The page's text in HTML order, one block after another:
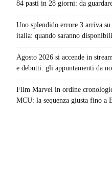
84 pasti in 28 giorni: da
Uno splendido errore 3 arriva
italia: quando saranno
Agosto 2026 si accende in
e debutti: gli appuntamenti da
Film Marvel in ordine
MCU: la sequenza giusta fino a